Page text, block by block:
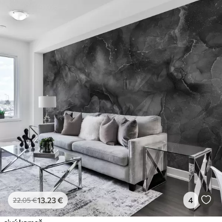
22.05€13.23€ 4